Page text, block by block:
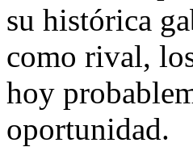
su histórica
como rival,
hoy
oportunidad.